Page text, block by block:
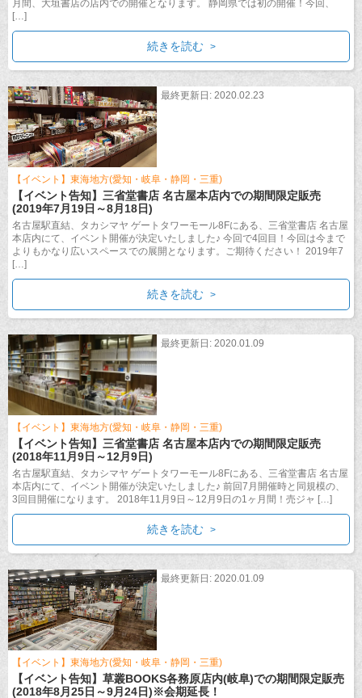
月間、大垣書店の店内での開催となります。 静岡県では初の開催！今回、
[…]
続きを読む
最終更新日: 2020.02.23
【イベント】東海地方(愛知・岐阜・静岡・三重)
【イベント告知】三省堂書店 名古屋本店内での期間限定販売
(2019年7月19日～8月18日)
名古屋駅直結、タカシマヤ ゲートタワーモール8Fにある、三省堂書店 名古屋
本店内にて、イベント開催が決定いたしました♪ 今回で4回目！今回は今まで
よりもかなり広いスペースでの展開となります。ご期待ください！ 2019年7
[…]
続きを読む
最終更新日: 2020.01.09
【イベント】東海地方(愛知・岐阜・静岡・三重)
【イベント告知】三省堂書店 名古屋本店内での期間限定販売
(2018年11月9日～12月9日)
名古屋駅直結、タカシマヤ ゲートタワーモール8Fにある、三省堂書店 名古屋
本店内にて、イベント開催が決定いたしました♪ 前回7月開催時と同規模の、
3回目開催になります。 2018年11月9日～12月9日の1ヶ月間！売ジャ […]
続きを読む
最終更新日: 2020.01.09
【イベント】東海地方(愛知・岐阜・静岡・三重)
【イベント告知】草叢BOOKS各務原店内(岐阜)での期間限定販売
(2018年8月25日～9月24日)※会期延長！